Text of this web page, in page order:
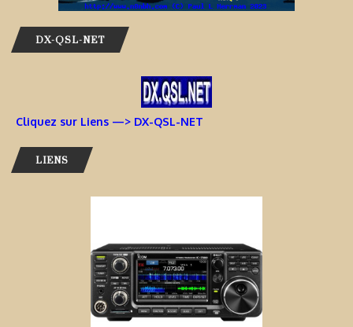
DX-QSL-NET
Cliquez sur Liens —> DX-QSL-NET
LIENS